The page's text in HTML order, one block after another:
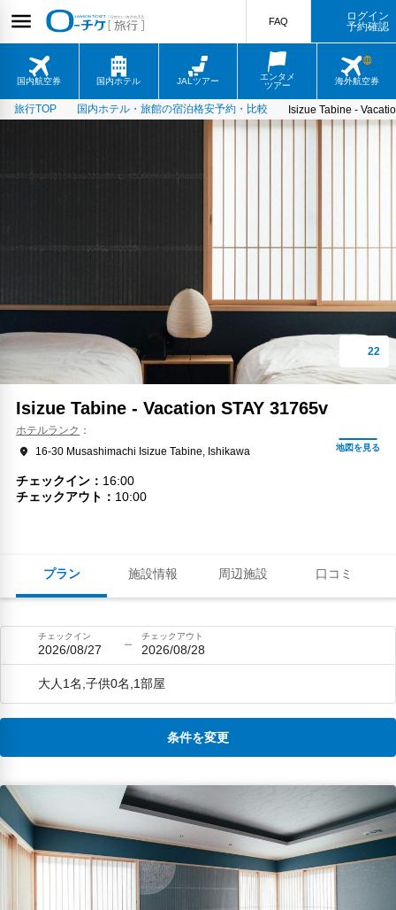
国内航空券 国内ホテル JALツアー
エンタメ
ツアー
海外航空券
FAQ
ログイン
予約確認
旅行TOP 国内ホテル・旅館の宿泊格安予約・比較 Isizue Tabine -
プラン 施設情報 周辺施設 口コミ
Isizue Tabine - Vacation STAY 31765v
ホテルランク
16-30 Musashimachi Isizue Tabine, Ishikawa
チェックイン
16:00
チェックアウト
10:00
チェックイン
2026/08/27
チェックアウト
2026/08/28
大人1名,子供0名,1部屋
条件を変更